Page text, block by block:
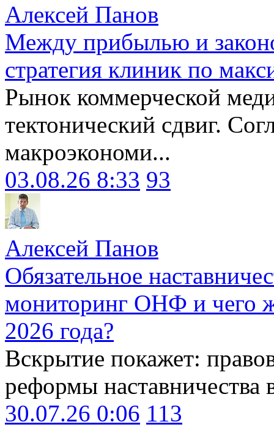
Алексей Панов
Между прибылью и
стратегия клиник по
Рынок коммерческой
тектонический сдвиг.
макроэкономи...
03.08.26 8:33 93
Алексей Панов
Обязательное
мониторинг ОНФ и чего
2026 года?
Вскрытие покажет:
реформы наставничества
30.07.26 0:06 113